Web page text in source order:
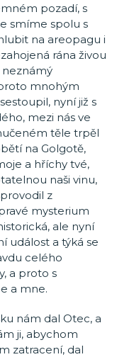
pozadí, s
smíme spolu s
na areopagu i
rána živou
neznámý
mnohým
nyní již s
mezi nás ve
těle trpěl
na Golgotě,
a hříchy tvé,
naši vinu,
z
mysterium
ale nyní
událost a týká se
celého
a proto s
a mne.
nám dal Otec, a
ji, abychom
zatracení, dal